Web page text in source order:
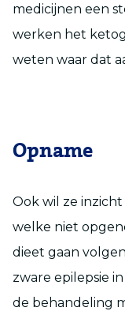
medicijnen een
werken het
weten waar dat
Opname
Ook wil ze
welke niet
dieet gaan
zware epilepsie
de behandeling